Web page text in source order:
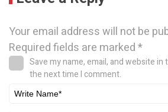
Your email address will not be
Required fields are marked*
Save my name, email, and website
the next time I comment.